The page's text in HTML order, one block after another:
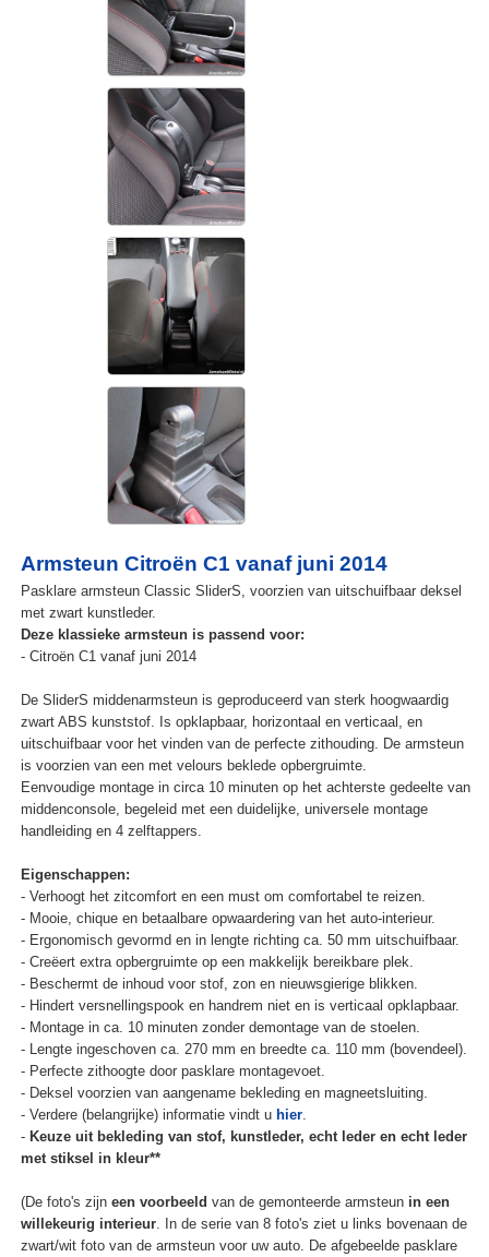
Armsteun Citroën C1 vanaf juni 2014
Pasklare armsteun Classic SliderS, voorzien van uitschuifbaar deksel
met zwart kunstleder.
Deze klassieke armsteun is passend voor:
- Citroën C1 vanaf juni 2014
De SliderS middenarmsteun is geproduceerd van sterk hoogwaardig
zwart ABS kunststof. Is opklapbaar, horizontaal en verticaal, en
uitschuifbaar voor het vinden van de perfecte zithouding. De armsteun
is voorzien van een met velours beklede opbergruimte.
Eenvoudige montage in circa 10 minuten op het achterste gedeelte van
middenconsole, begeleid met een duidelijke, universele montage
handleiding en 4 zelftappers.
Eigenschappen:
- Verhoogt het zitcomfort en een must om comfortabel te reizen.
- Mooie, chique en betaalbare opwaardering van het auto-interieur.
- Ergonomisch gevormd en in lengte richting ca. 50 mm uitschuifbaar.
- Creëert extra opbergruimte op een makkelijk bereikbare plek.
- Beschermt de inhoud voor stof, zon en nieuwsgierige blikken.
- Hindert versnellingspook en handrem niet en is verticaal opklapbaar.
- Montage in ca. 10 minuten zonder demontage van de stoelen.
- Lengte ingeschoven ca. 270 mm en breedte ca. 110 mm (bovendeel).
- Perfecte zithoogte door pasklare montagevoet.
- Deksel voorzien van aangename bekleding en magneetsluiting.
- Verdere (belangrijke) informatie vindt u hier.
- Keuze uit bekleding van stof, kunstleder, echt leder en echt leder
met stiksel in kleur**
(De foto's zijn een voorbeeld van de gemonteerde armsteun in een
willekeurig interieur. In de serie van 8 foto's ziet u links bovenaan de
zwart/wit foto van de armsteun voor uw auto. De afgebeelde pasklare